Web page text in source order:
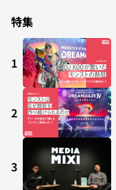
特集
1
2
3